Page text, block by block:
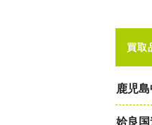
買取
鹿児
姶良